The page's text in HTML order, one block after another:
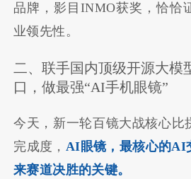
品牌，影目INMO获奖，恰恰
业领先性。
二、联手国内顶级开源大模
口，做最强“AI手机眼镜”
今天，新一轮百镜大战核心比
完成度， AI眼镜，最核心的AI
来赛道决胜的关键。